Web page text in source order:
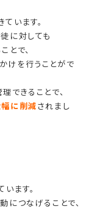
います。
に対しても
とで、
けを行うことがで
できることで、
幅に削減されまし
います。
につなげることで、